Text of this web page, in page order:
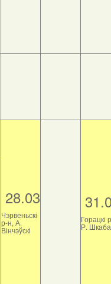
28.03
Чэрвеньскі
р-н, А.
Вінчэўскі
Горацкі
Р.